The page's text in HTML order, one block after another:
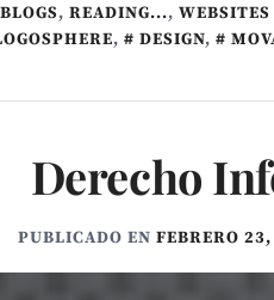
BLOGS, READING..., WEBSITES
, DESIGN,
Derecho
PUBLICADO ENFEBRERO